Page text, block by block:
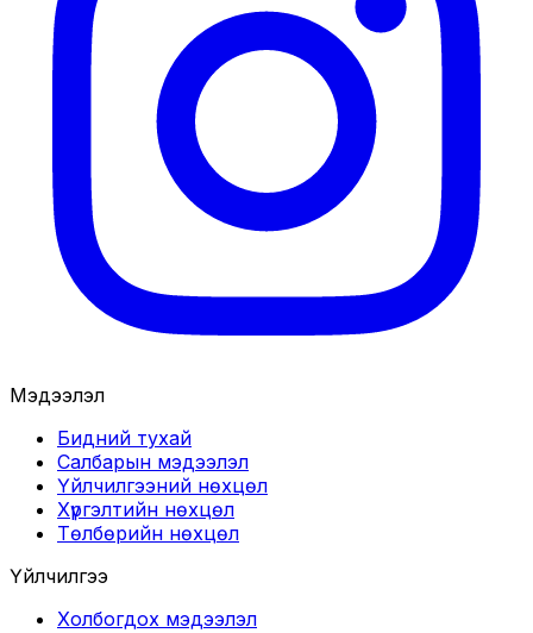
Мэдээлэл
Бидний тухай
Салбарын мэдээлэл
Үйлчилгээний нөхцөл
Хүргэлтийн нөхцөл
Төлбөрийн нөхцөл
Үйлчилгээ
Холбогдох мэдээлэл